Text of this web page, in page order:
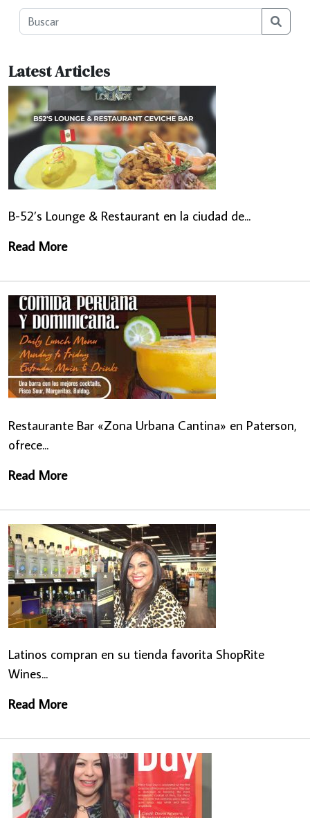
Latest Articles
B-52’s Lounge & Restaurant en la ciudad de...
Read More
Restaurante Bar «Zona Urbana Cantina» en Paterson,
ofrece...
Read More
Latinos compran en su tienda favorita ShopRite
Wines...
Read More